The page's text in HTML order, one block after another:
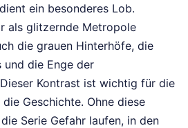
ein besonderes Lob.
als glitzernde Metropole
die grauen Hinterhöfe, die
und die Enge der
Kontrast ist wichtig für die
Geschichte. Ohne diese
Serie Gefahr laufen, in den